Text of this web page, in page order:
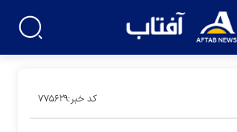
کد خبر:۷۷۵۶۲۹